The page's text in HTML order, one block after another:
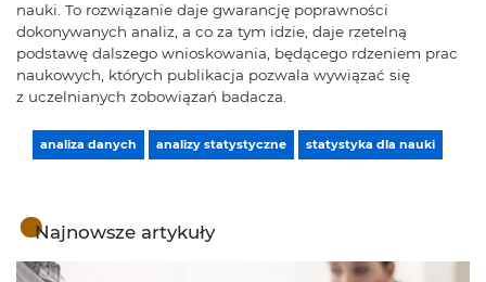
nauki. To rozwiązanie daje gwarancję poprawności
dokonywanych analiz, a co za tym idzie, daje rzetelną
podstawę dalszego wnioskowania, będącego rdzeniem prac
naukowych, których publikacja pozwala wywiązać się
z uczelnianych zobowiązań badacza.
analiza danych analizy statystyczne statystyka dla nauki
Najnowsze artykuły